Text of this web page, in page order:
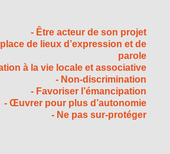
- Être acteur de son projet
de lieux d’expression et de
parole
à la vie locale et associative
- Non-discrimination
- Favoriser l’émancipation
- Œuvrer pour plus d’autonomie
- Ne pas sur-protéger